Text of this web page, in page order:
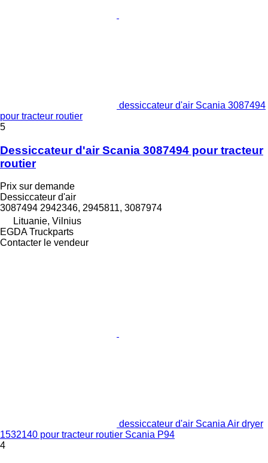
dessiccateur d'air Scania 3087494
pour tracteur routier
5
Dessiccateur d'air Scania 3087494 pour tracteur
routier
Prix sur demande
Dessiccateur d'air
3087494 2942346, 2945811, 3087974
Lituanie, Vilnius
EGDA Truckparts
Contacter le vendeur
dessiccateur d'air Scania Air dryer
1532140 pour tracteur routier Scania P94
4